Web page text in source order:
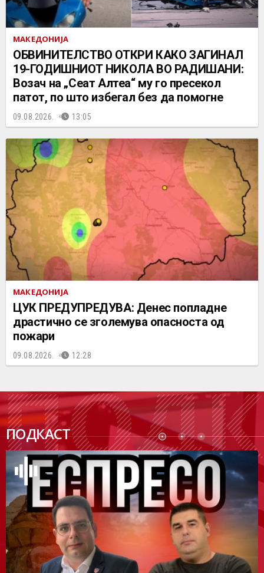
МАКЕДОНИЈА
ОБВИНИТЕЛСТВО ОТКРИ КАКО ЗАГИНАЛ
19-ГОДИШНИОТ НИКОЛА ВО РАДИШАНИ:
Возач на „Сеат Алтеа“ му го пресекол
патот, по што избегал без да помогне
09.08.2026. 13:05
МАКЕДОНИЈА
ЦУК ПРЕДУПРЕДУВА: Денес попладне
драстично се зголемува опасноста од
пожари
09.08.2026. 12:28
ПОДКАСТ
ПОДК
АСТ